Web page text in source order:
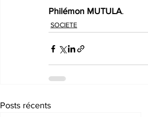
Philémon MUTULA.
SOCIETE
Posts récents